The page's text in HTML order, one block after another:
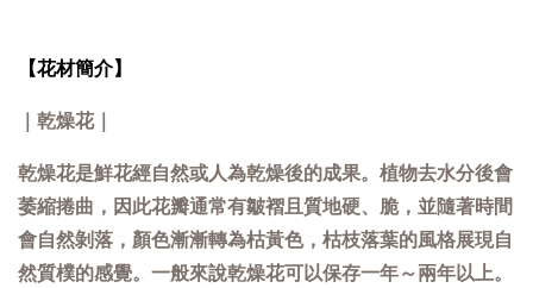
【花材簡介】
｜乾燥花｜
乾燥花是鮮花經自然或人為乾燥後的成果。植物去水分後會
萎縮捲曲，因此花瓣通常有皺褶且質地硬、脆，並隨著時間
會自然剝落，顏色漸漸轉為枯黃色，枯枝落葉的風格展現自
然質樸的感覺。一般來說乾燥花可以保存一年～兩年以上。